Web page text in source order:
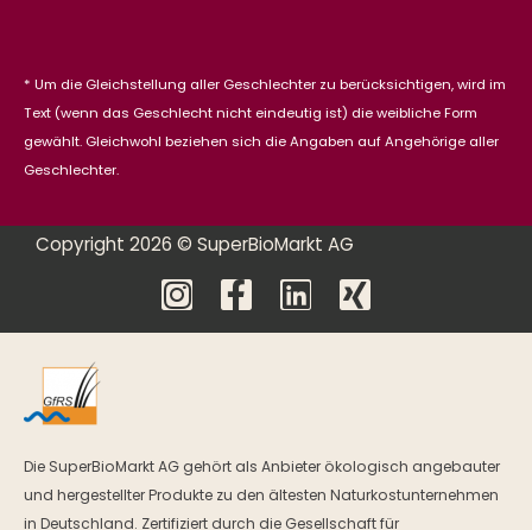
* Um die Gleichstellung aller Geschlechter zu berücksichtigen, wird im
Text (wenn das Geschlecht nicht eindeutig ist) die weibliche Form
gewählt. Gleichwohl beziehen sich die Angaben auf Angehörige aller
Geschlechter.
Copyright 2026 © SuperBioMarkt AG
Die SuperBioMarkt AG gehört als Anbieter ökologisch angebauter
und hergestellter Produkte zu den ältesten Naturkostunternehmen
in Deutschland. Zertifiziert durch die Gesellschaft für